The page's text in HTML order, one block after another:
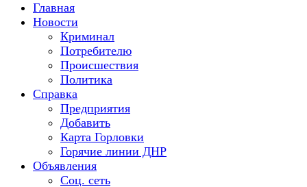
Главная
Новости
Криминал
Потребителю
Происшествия
Политика
Справка
Предприятия
Добавить
Карта Горловки
Горячие линии ДНР
Объявления
Соц. сеть